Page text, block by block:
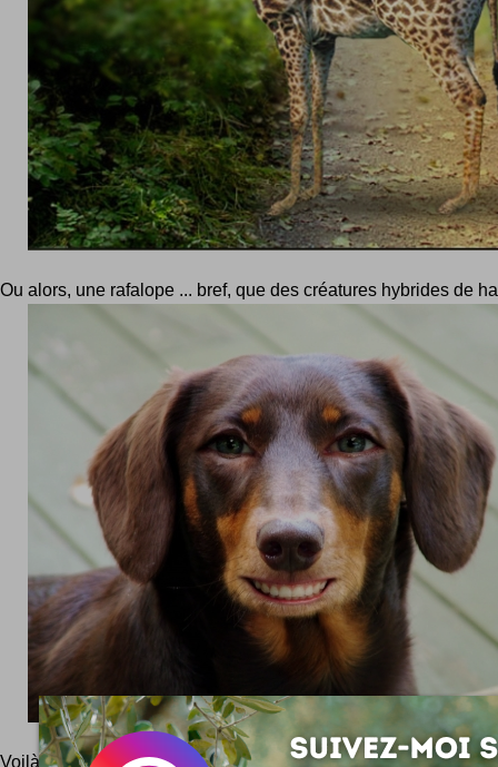
Ou alors, une rafalope ... bref, que des créatures hybrides de
Voilà bien un gentil chien souriant comme tout ! Plus d'images